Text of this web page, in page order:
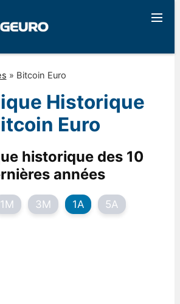
» Bitcoin Euro
Historique
Euro
historique des 10
années
1M 3M 1A 5A